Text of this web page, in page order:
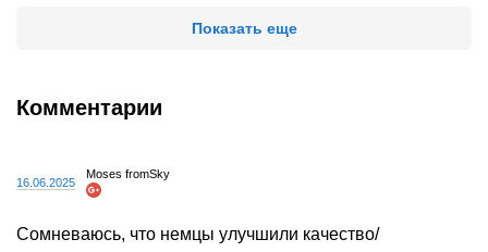
Показать еще
Комментарии
16.06.2025
Moses fromSky
Сомневаюсь, что немцы улучшили качество/